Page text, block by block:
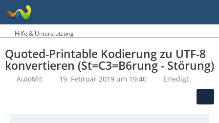
Hilfe & Unterstützung
Quoted-Printable Kodierung zu UTF-8
konvertieren (St=C3=B6rung - Störung)
AutoMit 19. Februar 2019 um 19:40 Erledigt